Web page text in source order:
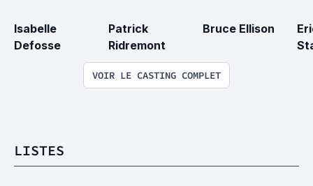
Isabelle
Defosse
Patrick
Ridremont
Bruce Ellison
VOIR LE CASTING COMPLET
LISTES